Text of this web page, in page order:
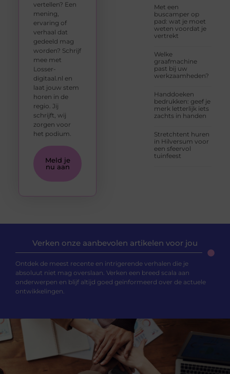
Met een
buscamper op
pad: wat je moet
weten voordat je
vertrekt
Welke
graafmachine
past bij uw
werkzaamheden?
Handdoeken
bedrukken: geef je
merk letterlijk iets
zachts in handen
Stretchtent huren
in Hilversum voor
een sfeervol
tuinfeest
vertellen? Een
mening,
ervaring of
verhaal dat
gedeeld mag
worden? Schrijf
mee met
Losser-
digitaal.nl en
laat jouw stem
horen in de
regio. Jij
schrijft, wij
zorgen voor
het podium.
Meld je
nu aan
Verken onze aanbevolen artikelen voor jou
Ontdek de meest recente en intrigerende verhalen die je
absoluut niet mag overslaan. Verken een breed scala aan
onderwerpen en blijf altijd goed geïnformeerd over de actuele
ontwikkelingen.